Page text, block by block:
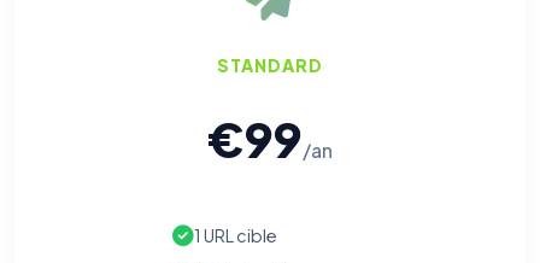
STANDARD
€99/an
1 URL cible